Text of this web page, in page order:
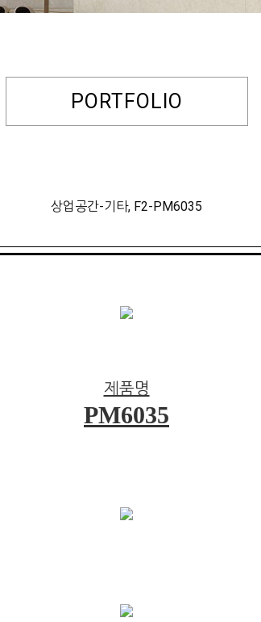
PORTFOLIO
상업공간-기타, F2-PM6035
제품명
PM6035